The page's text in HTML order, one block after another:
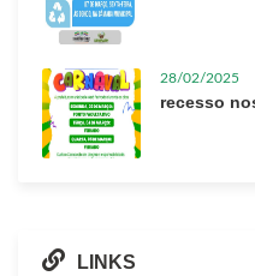
28/02/2025
recesso
LINKS